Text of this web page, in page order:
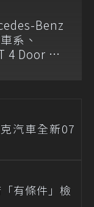
Benz
系、
4 Door 等
汽車全新07
有條件」檢